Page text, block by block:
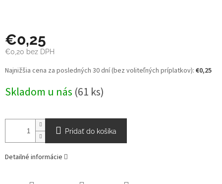
€0,25
€0,20 bez DPH
Jednotková
cena:
Najnižšia cena za posledných 30 dní (bez voliteľných príplatkov): €0,25
Skladom u nás (61 ks)
Pridať do košíka
Detailné informácie